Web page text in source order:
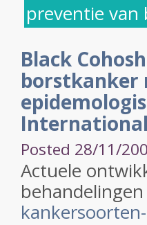
preventie
Black
borstkanker
Posted 28/11/
Actuele